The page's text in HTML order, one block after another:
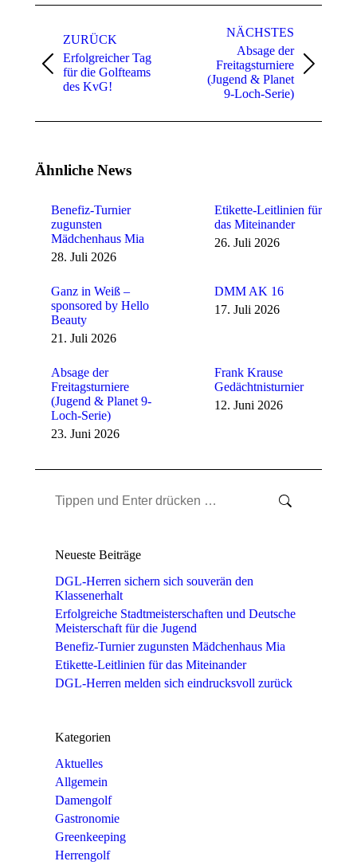
ZURÜCK
Vorheriger
Beitrag:
Erfolgreicher Tag
für die Golfteams
des KvG!
NÄCHSTES
Nächster
Beitrag:
Absage der
Freitagsturniere
(Jugend & Planet
9-Loch-Serie)
Ähnliche News
Benefiz-Turnier
zugunsten
Mädchenhaus Mia
28. Juli 2026
Etikette-Leitlinien für
das Miteinander
26. Juli 2026
Ganz in Weiß –
sponsored by Hello
Beauty
21. Juli 2026
DMM AK 16
17. Juli 2026
Absage der
Freitagsturniere
(Jugend & Planet 9-
Loch-Serie)
23. Juni 2026
Frank Krause
Gedächtnisturnier
12. Juni 2026
Search:
Neueste Beiträge
DGL-Herren sichern sich souverän den
Klassenerhalt
Erfolgreiche Stadtmeisterschaften und Deutsche
Meisterschaft für die Jugend
Benefiz-Turnier zugunsten Mädchenhaus Mia
Etikette-Leitlinien für das Miteinander
DGL-Herren melden sich eindrucksvoll zurück
Kategorien
Aktuelles
Allgemein
Damengolf
Gastronomie
Greenkeeping
Herrengolf